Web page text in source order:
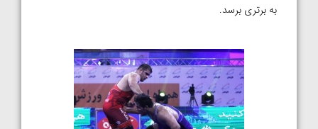
به برتری برسد.